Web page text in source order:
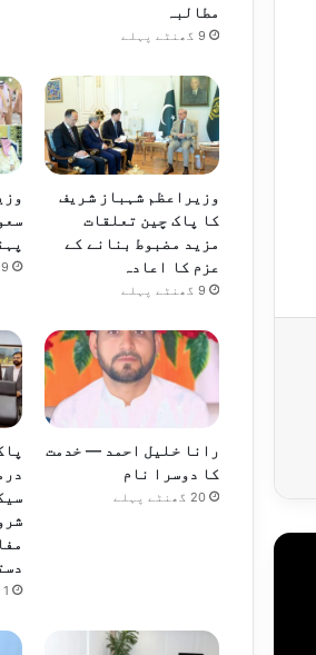
مطالبہ
9 گھنٹے پہلے
وزیراعظم شہباز شریف
کا پاک چین تعلقات
مزید مضبوط بنانے کے
عزم کا اعادہ
9 گھنٹے پہلے
9 گھنٹے پہلے
رانا خلیل احمد — خدمت
کا دوسرا نام
20 گھنٹے پہلے
1 دن پہلے